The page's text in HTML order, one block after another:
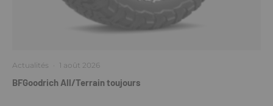
Actualités · 1 août 2026
BFGoodrich All/Terrain toujours